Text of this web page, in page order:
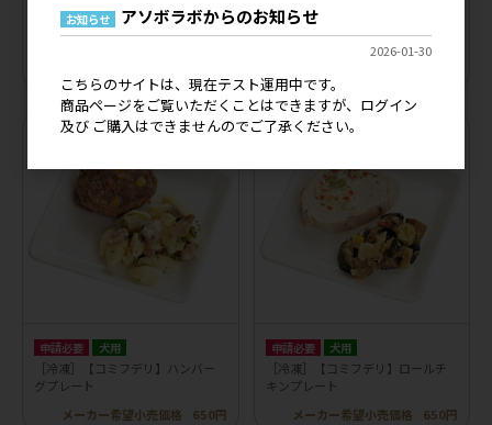
［冷凍］【コミフデリ】スモーク
申請必要
［冷凍］【コミフデリ】ミートボ
申請必要 犬用
［冷凍］【コミフデリ】ハンバー
グプレート
メーカー希望小売価格
650円
申請必要 犬用
［冷凍］【コミフデリ】ロールチ
キンプレート
メーカー希望小売価格
650円
お知らせ アソボラボからのお知らせ
2026-01-30
こちらのサイトは、現在テスト運用中です。
商品ページをご覧いただくことはできますが、ログイン
及び ご購入はできませんのでご了承ください。